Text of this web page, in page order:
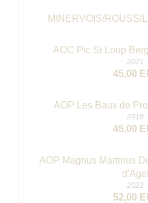
MINERVOIS/
AOC Pic St Loup
2021
45,00
AOP Les Baux de
2018
45,00
AOP Magnus Martinus
d'Agel
2022
52,00